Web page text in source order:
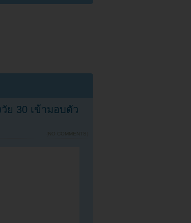
ย 30 เข้ามอบตัว
NO COMMENTS